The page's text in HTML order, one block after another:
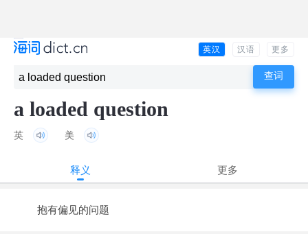
英汉 汉语 更多
a loaded question
英 美
释义 更多
抱有偏见的问题